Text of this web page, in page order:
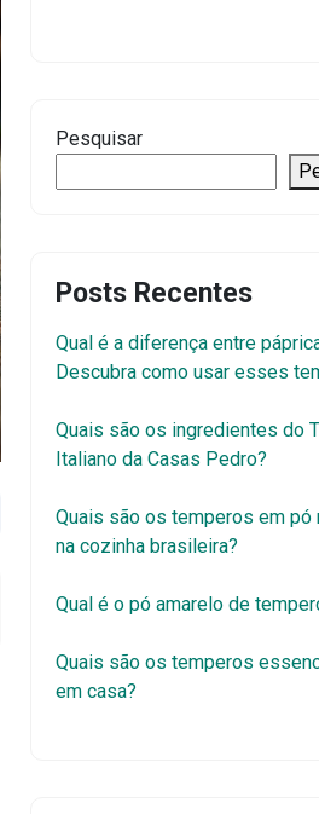
Pesquisar
Posts Recentes
Qual é a diferença entre
Descubra como usar esses
Quais são os ingredientes do
Italiano da Casas Pedro?
Quais são os temperos em pó
na cozinha brasileira?
Qual é o pó amarelo de
Quais são os temperos
em casa?